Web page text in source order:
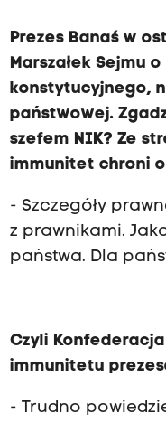
Prezes Banaś w
Marszałek Sejmu
konstytucyjnego,
państwowej.
szefem NIK? Ze
immunitet chroni
- Szczegóły
z prawnikami.
państwa. Dla
Czyli
immunitetu
- Trudno